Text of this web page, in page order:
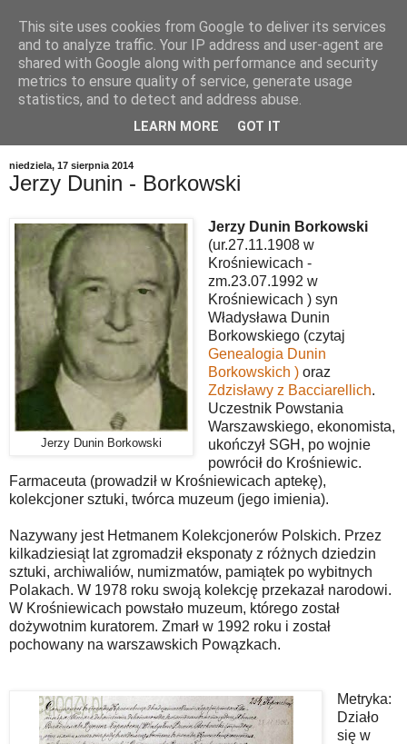
niedziela, 17 sierpnia 2014
Jerzy Dunin - Borkowski
Jerzy Dunin Borkowski
Jerzy Dunin Borkowski
(ur.27.11.1908 w
Krośniewicach -
zm.23.07.1992 w
Krośniewicach ) syn
Władysława Dunin
Borkowskiego (czytaj
Genealogia Dunin
Borkowskich )oraz
Zdzisławy z Bacciarellich.
Uczestnik Powstania
Warszawskiego, ekonomista,
ukończył SGH, po wojnie
powrócił do Krośniewic.
Farmaceuta (prowadził w Krośniewicach aptekę),
kolekcjoner sztuki, twórca muzeum (jego imienia).
Nazywany jest Hetmanem Kolekcjonerów Polskich. Przez
kilkadziesiąt lat zgromadził eksponaty z różnych dziedzin
sztuki, archiwaliów, numizmatów, pamiątek po wybitnych
Polakach. W 1978 roku swoją kolekcję przekazał narodowi.
W Krośniewicach powstało muzeum, którego został
dożywotnim kuratorem. Zmarł w 1992 roku i został
pochowany na warszawskich Powązkach.
Metryka:
Działo
się w
This site uses cookies from Google to deliver its services
and to analyze traffic. Your IP address and user-agent are
shared with Google along with performance and security
metrics to ensure quality of service, generate usage
statistics, and to detect and address abuse.
LEARN MORE GOT IT